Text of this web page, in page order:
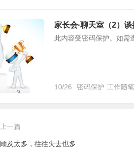
家长会·聊天室（2）谈
此内容受密码保护。如需
10/26 密码保护 工作随笔
上一篇
顾及太多，往往失去也多